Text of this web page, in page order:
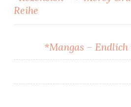
Reihe
*Mangas –